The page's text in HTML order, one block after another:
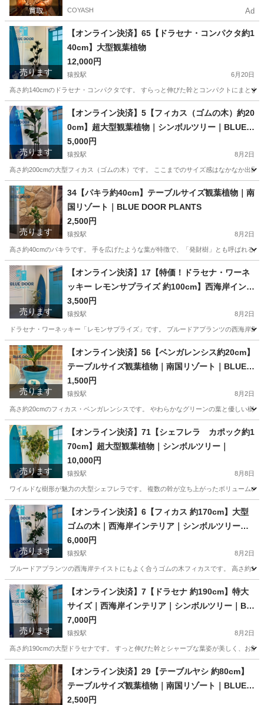
COYASH Ad
売ります
【オンライン決済】65【ドラセナ・コンパクタ約1
40cm】大型観葉植物
12,000円
猿投駅 6月20日
高さ約140cmのドラセナ・コンパクタです。 すらっと伸びた幹とコンパクトにまと
愛知 豊田市 猿投駅 家庭用品
売ります
【オンライン決済】5【フィカス（ゴムの木）約20
0cm】超大型観葉植物｜シンボルツリー｜BLUE D
OOR PLANTS
5,000円
猿投駅 8月2日
高さ約200cmの大型フィカス（ゴムの木）です。 ここまでのサイズ感はなかなか出
愛知 豊田市 猿投駅 家庭用品 フィカス
売ります
34【パキラ約40cm】テーブルサイズ観葉植物｜南
国リゾート｜BLUE DOOR PLANTS
2,500円
猿投駅 8月2日
高さ約40cmのパキラです。 手を広げたような葉が特徴で、「発財樹」とも呼ばれる
愛知 豊田市 猿投駅 家庭用品 観葉植物
売ります
【オンライン決済】17【特価！ドラセナ・ワーネ
ッキー レモンサプライズ 約100cm】西海岸インテ
リア｜スクエア鉢｜BLUE DOOR PLANTS
3,500円
猿投駅 8月2日
ドラセナ・ワーネッキー「レモンサプライズ」です。 ブルードアプランツの西海岸
愛知 豊田市 猿投駅 家庭用品 ドラセナ
売ります
【オンライン決済】56【ベンガレンシス約20cm】
テーブルサイズ観葉植物｜南国リゾート｜BLUE D
OOR PLANTS
1,500円
猿投駅 8月2日
高さ約20cmのフィカス・ベンガレンシスです。 やわらかなグリーンの葉と優しい樹
愛知 豊田市 猿投駅 家庭用品 ベンガレンシス
売ります
【オンライン決済】71【シェフレラ カポック約1
70cm】超大型観葉植物｜シンボルツリー｜
10,000円
猿投駅 8月8日
ワイルドな樹形が魅力の大型シェフレラです。 複数の幹が立ち上がったボリューム
愛知 豊田市 猿投駅 家庭用品 シェフレラ
売ります
【オンライン決済】6【フィカス 約170cm】大型
ゴムの木｜西海岸インテリア｜シンボルツリー｜B
LUE DOOR PLANTS
6,000円
猿投駅 8月2日
ブルードアプランツの西海岸テイストにもよく合うゴムの木フィカスです。 高さ約
愛知 豊田市 猿投駅 家庭用品 フィカス
売ります
【オンライン決済】7【ドラセナ 約190cm】特大
サイズ｜西海岸インテリア｜シンボルツリー｜BL
UE DOOR PLANTS
7,000円
猿投駅 8月2日
高さ約190cmの大型ドラセナです。 すっと伸びた幹とシャープな葉姿が美しく、お
愛知 豊田市 猿投駅 家庭用品 シンボルツリー
【オンライン決済】29【テーブルヤシ 約80cm】
テーブルサイズ観葉植物｜南国リゾート｜BLUE D
OOR PLANTS
2,500円